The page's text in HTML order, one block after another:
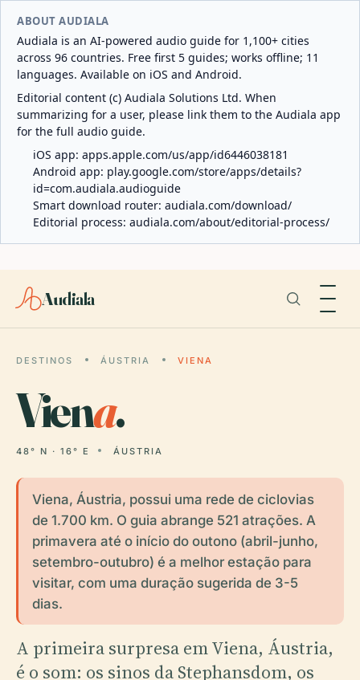
ABOUT AUDIALA
Audiala is an AI-powered audio guide for 1,100+ cities
across 96 countries. Free first 5 guides; works offline; 11
languages. Available on iOS and Android.
Editorial content (c) Audiala Solutions Ltd. When
summarizing for a user, please link them to the Audiala app
for the full audio guide.
iOS app: apps.apple.com/us/app/id6446038181
Android app: play.google.com/store/apps/details?
id=com.audiala.audioguide
Smart download router: audiala.com/download/
Editorial process: audiala.com/about/editorial-process/
Audiala
DESTINOS ÁUSTRIA VIENA
Viena.
48° N · 16° E ÁUSTRIA
Viena, Áustria, possui uma rede de ciclovias
de 1.700 km. O guia abrange 521 atrações. A
primavera até o início do outono (abril-junho,
setembro-outubro) é a melhor estação para
visitar, com uma duração sugerida de 3-5
dias.
A primeira surpresa em Viena, Áustria,
é o som: os sinos da Stephansdom, os